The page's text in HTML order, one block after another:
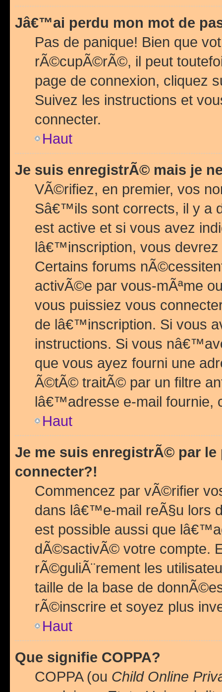
Jâ€™ai perdu mon mot de
Pas de panique! Bien que
rÃ©cupÃ©rÃ©, il peut
page de connexion, cliquez
Suivez les instructions et
connecter.
Haut
Je suis enregistrÃ© mais je
VÃ©rifiez, en premier, vos
Sâ€™ils sont corrects, il y a
est active et si vous avez
lâ€™inscription, vous
Certains forums
activÃ©e par vous-mÃªme
vous puissiez vous
de lâ€™inscription. Si vous
instructions. Si vous
que vous ayez fourni une
Ã©tÃ© traitÃ© par un filtre
lâ€™adresse e-mail fournie,
Haut
Je me suis enregistrÃ© par
connecter?!
Commencez par vÃ©rifier
dans lâ€™e-mail reÃ§u lors
est possible aussi que
dÃ©sactivÃ© votre compte.
rÃ©guliÃ¨rement les
taille de la base de
rÃ©inscrire et soyez plus
Haut
Que signifie COPPA?
COPPA (ou Child Online